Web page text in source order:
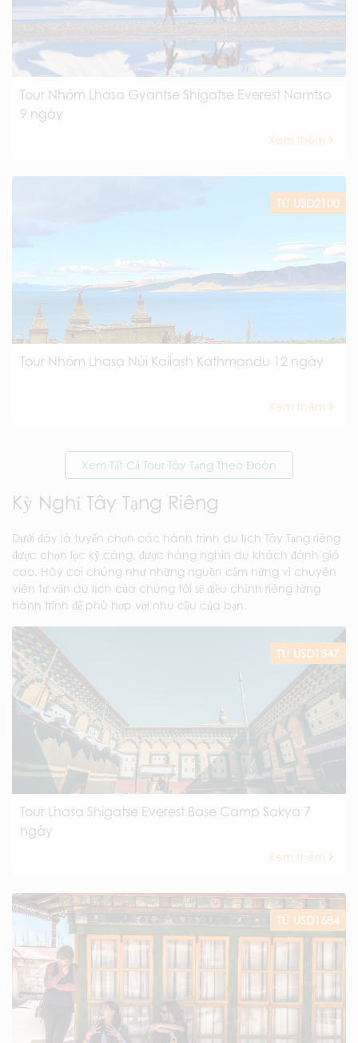
Tour Nhóm Lhasa Gyantse Shigatse Everest Namtso
9 ngày
Xem thêm
TỪ USD2100
Tour Nhóm Lhasa Núi Kailash Kathmandu 12 ngày
Xem thêm
Xem Tất Cả Tour Tây Tạng Theo Đoàn
Kỳ Nghỉ Tây Tạng Riêng
Dưới đây là tuyển chọn các hành trình du lịch Tây Tạng riêng
được chọn lọc kỹ càng, được hàng nghìn du khách đánh giá
cao. Hãy coi chúng như những nguồn cảm hứng vì chuyên
viên tư vấn du lịch của chúng tôi sẽ điều chỉnh riêng từng
hành trình để phù hợp với nhu cầu của bạn.
TỪ USD1347
Tour Lhasa Shigatse Everest Base Camp Sakya 7
ngày
Xem thêm
TỪ USD1684